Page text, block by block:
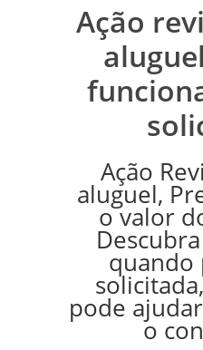
Ação
Ação
aluguel,
o valor
quando
pode
o